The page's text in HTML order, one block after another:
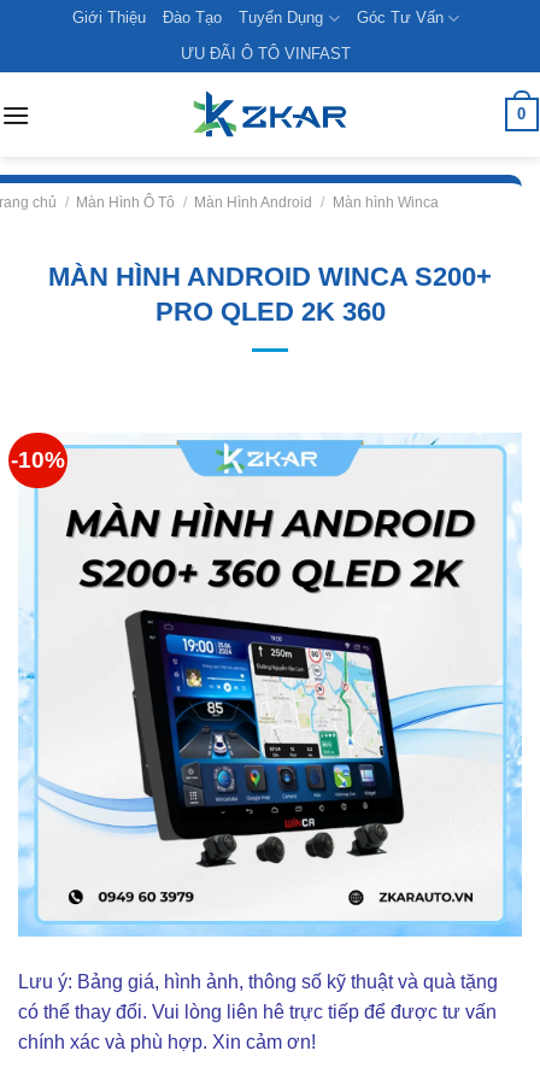
content
Giới Thiệu Đào Tạo Tuyển Dụng
Góc Tư Vấn
ƯU ĐÃI Ô TÔ VINFAST
0
chủ / Màn Hình Ô Tô / Màn Hình Android / Màn hình Winca
MÀN HÌNH ANDROID WINCA S200+
PRO QLED 2K 360
-10%
Lưu ý: Bảng giá, hình ảnh, thông số kỹ thuật và quà tặng
có thể thay đổi. Vui lòng liên hê trực tiếp để được tư vấn
chính xác và phù hợp. Xin cảm ơn!